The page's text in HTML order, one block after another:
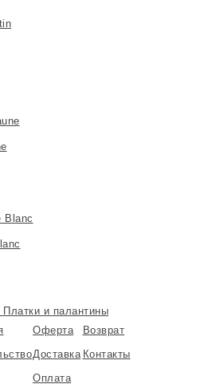
и палантины
Оферта
Доставка
Оплата
Возврат
Контакты